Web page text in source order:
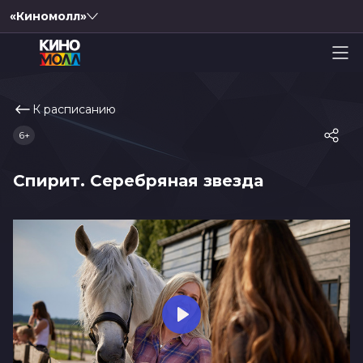
«Киномолл»
К расписанию
Спирит. Серебряная звезда
6+
Play